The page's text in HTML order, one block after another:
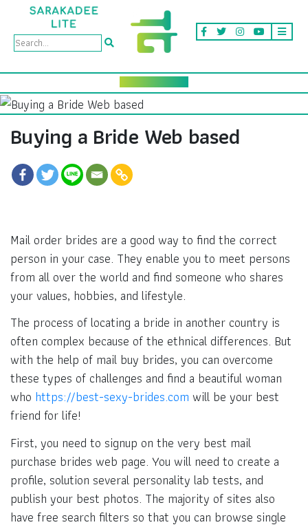
Buying a Bride Web based
Mail order brides are a good way to find the correct
person in your case. They enable you to meet persons
from all over the world and find someone who shares
your values, hobbies, and lifestyle.
The process of locating a bride in another country is
often complex because of the ethnical differences. But
with the help of mail buy brides, you can overcome
these types of challenges and find a beautiful woman
who https://best-sexy-brides.com will be your best
friend for life!
First, you need to signup on the very best mail
purchase brides web page. You will need to create a
profile, solution several personality lab tests, and
publish your best photos. The majority of sites also
have free search filters so that you can browse single